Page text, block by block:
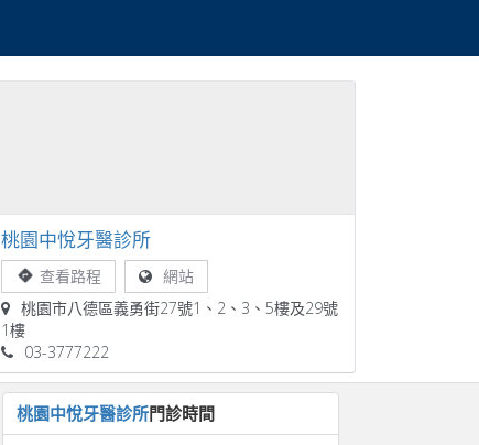
桃園中悅牙醫診所
查看路程
網站
桃園市八德區義勇街27號1、2、3、5樓及29號
1樓
03-3777222
桃園中悅牙醫診所門診時間